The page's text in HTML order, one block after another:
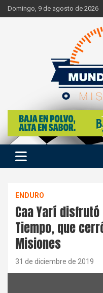
Skip
to
Domingo, 9 de agosto de 2026
Mundo
Si hay ruido de motores
ENDURO
Caa Yarí
Tiempo, que
Misiones
31 de diciembre de 2019